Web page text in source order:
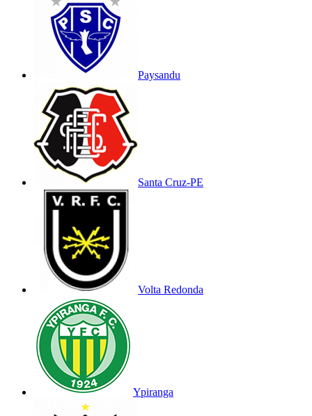
Paysandu
Santa Cruz-PE
Volta Redonda
Ypiranga